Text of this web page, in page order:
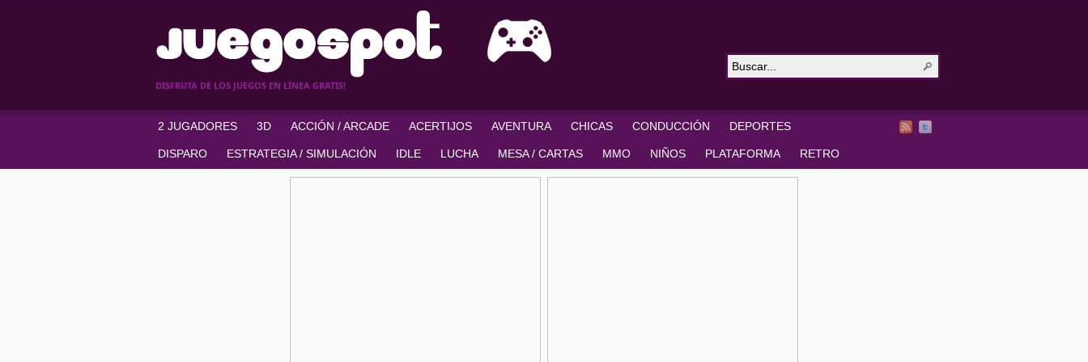
DISFRUTA DE LOS JUEGOS EN LÍNEA GRATIS!
2 JUGADORES 3D ACCIÓN / ARCADE ACERTIJOS AVENTURA CHICAS CONDUCCIÓN DEPORTES
DISPARO ESTRATEGIA / SIMULACIÓN IDLE LUCHA MESA / CARTAS MMO NIÑOS PLATAFORMA RETRO